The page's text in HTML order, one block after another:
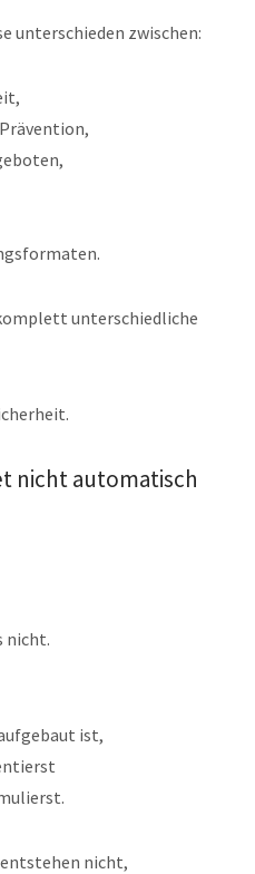
unterschieden zwischen:
unterschiedliche
nicht automatisch
nicht.
ist,
nicht,